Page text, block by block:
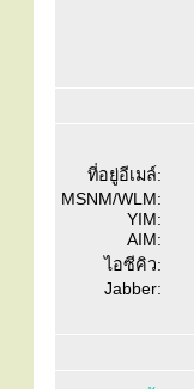
ที่อยู่อีเมล์:
MSNM/WLM:
YIM:
AIM:
ไอซีคิว:
Jabber: